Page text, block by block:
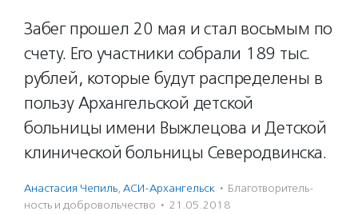
Забег прошел 20 мая и стал восьмым по
счету. Его участники собрали 189 тыс.
рублей, которые будут распределены в
пользу Архангельской детской
больницы имени Выжлецова и Детской
клинической больницы Северодвинска.
Анастасия Чепиль, АСИ-Архангельск · Благотвори­тель­
ность и доброволь­чест­во · 21.05.2018